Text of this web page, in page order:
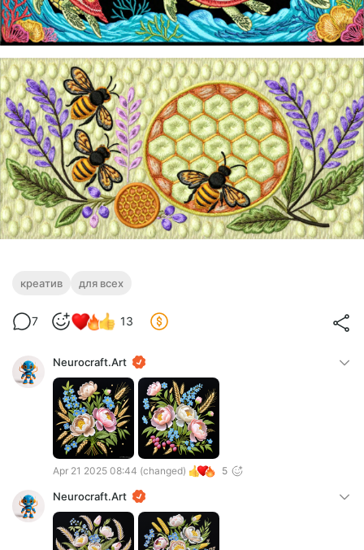
креатив для всех
7 13
Neurocraft.Art
Apr 21 2025 08:44 (changed) 5
Neurocraft.Art